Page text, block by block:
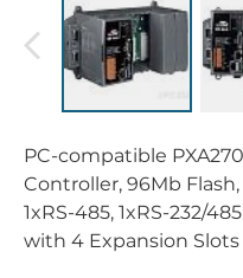
PC-compatible
Controller, 96Mb Flash,
1xRS-485, 1xRS-232/
with 4 Expansion Slots